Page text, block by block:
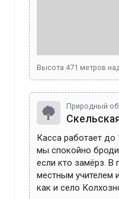
Высота 471 метров
Природный
Касса работает
мы спокойно
если кто замёрз. В
местным учителем
как и село